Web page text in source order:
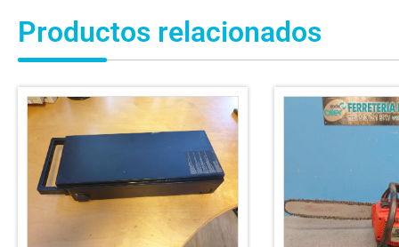
Productos relacionados